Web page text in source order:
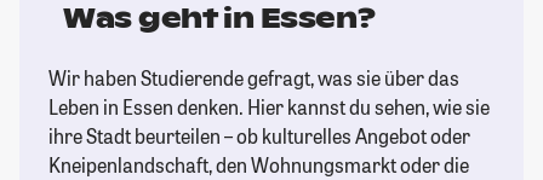
Was geht in Essen?
Wir haben Studierende gefragt, was sie über das
Leben in Essen denken. Hier kannst du sehen, wie sie
ihre Stadt beurteilen – ob kulturelles Angebot oder
Kneipenlandschaft, den Wohnungsmarkt oder die